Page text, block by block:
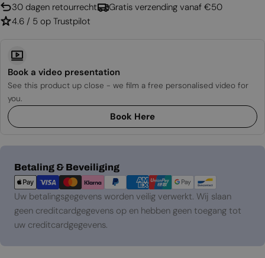
30 dagen retourrecht
Gratis verzending vanaf €50
4.6 / 5 op Trustpilot
Book a video presentation
See this product up close - we film a free personalised video for
you.
Book Here
Betaling & Beveiliging
Betaalmethoden
Uw betalingsgegevens worden veilig verwerkt. Wij slaan
geen creditcardgegevens op en hebben geen toegang tot
uw creditcardgegevens.